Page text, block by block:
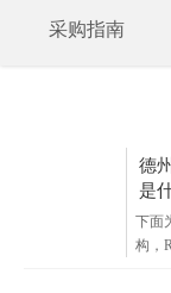
采购指南
德
是
下面
构，